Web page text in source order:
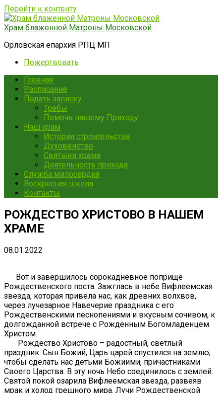
Перейти к контенту
Храм блаженной Матроны Московской
Орловская епархия РПЦ МП
Пожертвовать
Главная
Расписание
Подать записку
Требы
Помочь нашему Приходу
Наш храм
История строительства
Духовенство
Святыни храма
Деятельность прихода
Служба милосердия
Воскресная школа
Контакты
РОЖДЕСТВО ХРИСТОВО В НАШЕМ
ХРАМЕ
08.01.2022
Вот и завершилось сорокадневное поприще
Рождественского поста. Зажглась в небе Вифлеемская
звезда, которая привела нас, как древних волхвов,
через лучезарное Навечерие праздника с его
Рождественскими песнопениями и вкусным сочивом, к
долгожданной встрече с Рожденным Богомладенцем
Христом.
Рождество Христово – радостный, светлый
праздник. Сын Божий, Царь царей спустился на землю,
чтобы сделать нас детьми Божиими, причастниками
Своего Царства. В эту ночь Небо соединилось с землей.
Святой покой озарила Вифлеемская звезда, развеяв
мрак и холод грешного мира. Лучи Рождественской